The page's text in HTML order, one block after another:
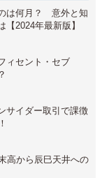
は何月？ 意外と知
2024年最新版】
ィセント・セブ
サイダー取引で課徴
高から辰巳天井への